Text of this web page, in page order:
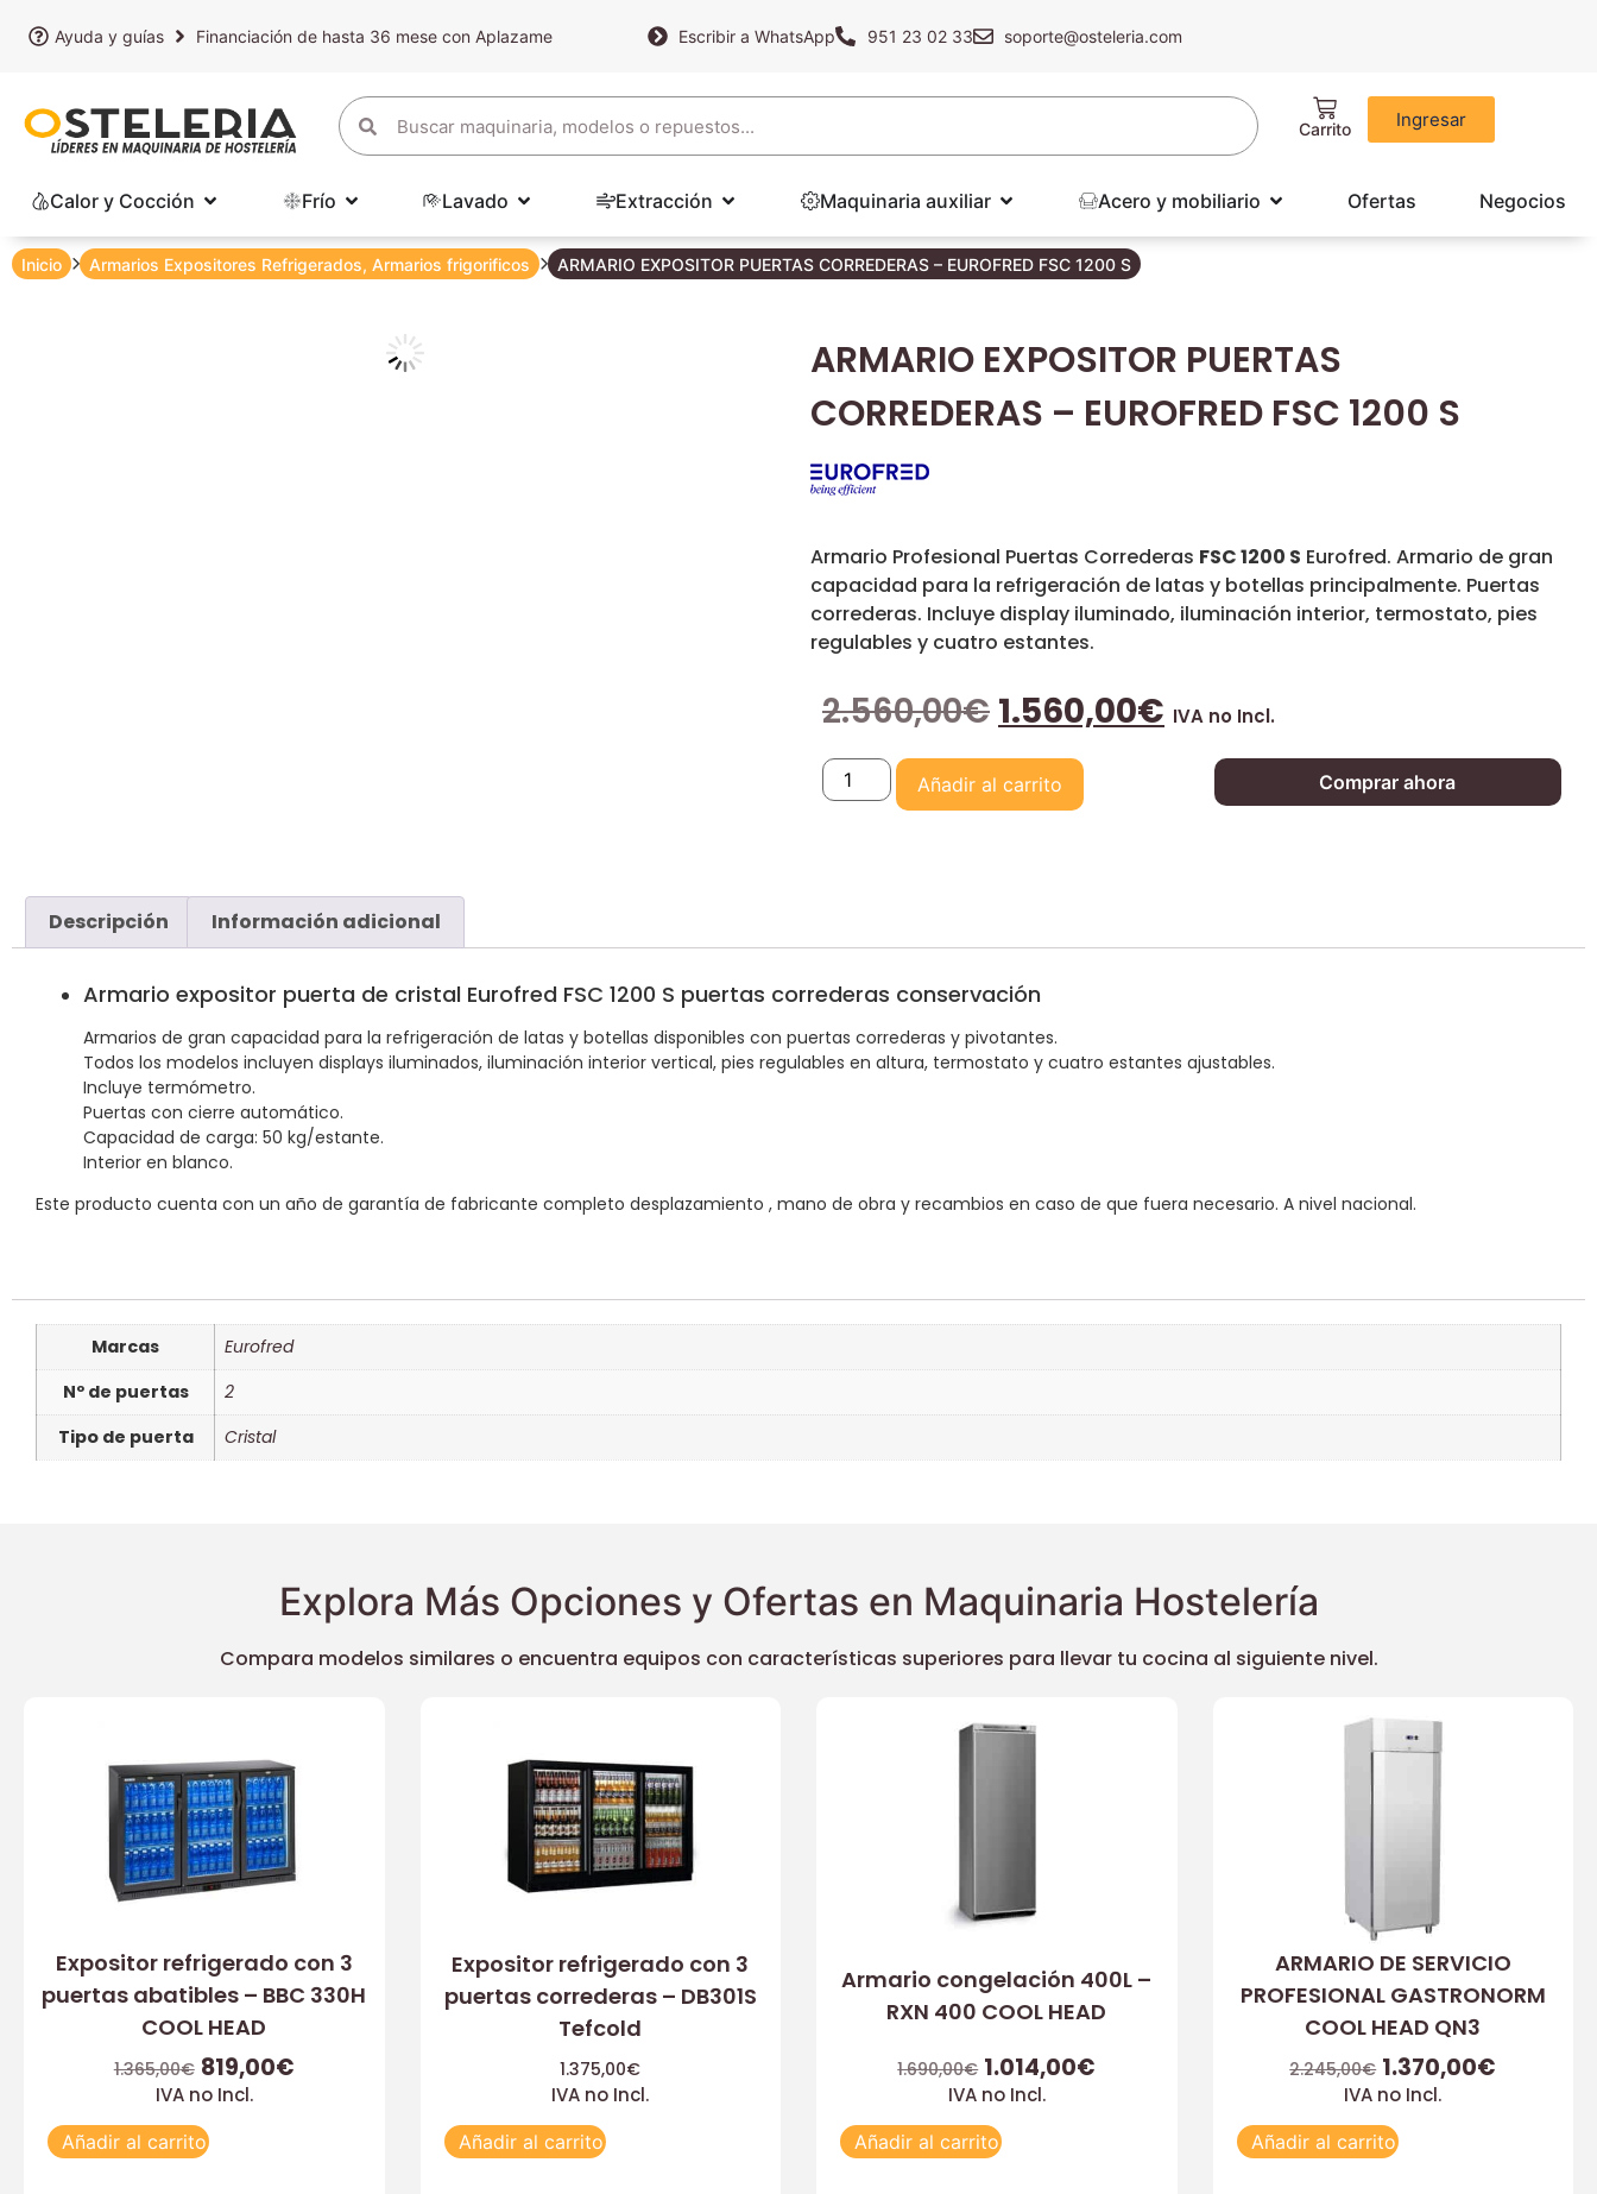
Ayuda y guías Financiación de hasta 36 mese con Aplazame Escribir a WhatsApp 951 23 02 33 soporte@osteleria.com
Ingresar
Calor y Cocción Frío Lavado Extracción Maquinaria auxiliar Acero y mobiliario Ofertas Negocios
Inicio Armarios Expositores Refrigerados, Armarios frigorificos ARMARIO EXPOSITOR PUERTAS CORREDERAS – EUROFRED FSC 1200 S
ARMARIO EXPOSITOR PUERTAS
CORREDERAS – EUROFRED FSC 1200 S
Armario Profesional Puertas Correderas FSC 1200 S Eurofred. Armario de gran
capacidad para la refrigeración de latas y botellas principalmente. Puertas
correderas. Incluye display iluminado, iluminación interior, termostato, pies
regulables y cuatro estantes.
2.560,00€ 1.560,00€ IVA no Incl.
Añadir al carrito Comprar ahora
Descripción Información adicional
Armario expositor puerta de cristal Eurofred FSC 1200 S puertas correderas conservación
Armarios de gran capacidad para la refrigeración de latas y botellas disponibles con puertas correderas y pivotantes.
Todos los modelos incluyen displays iluminados, iluminación interior vertical, pies regulables en altura, termostato y cuatro estantes ajustables.
Incluye termómetro.
Puertas con cierre automático.
Capacidad de carga: 50 kg/estante.
Interior en blanco.
Este producto cuenta con un año de garantía de fabricante completo desplazamiento , mano de obra y recambios en caso de que fuera necesario. A nivel nacional.
Marcas
Eurofred
Nº de puertas
2
Tipo de puerta
Cristal
Explora Más Opciones y Ofertas en Maquinaria Hostelería
Compara modelos similares o encuentra equipos con características superiores para llevar tu cocina al siguiente nivel.
Expositor refrigerado con 3
puertas abatibles – BBC 330H
COOL HEAD
1.365,00€ 819,00€
IVA no Incl.
Añadir al carrito
Expositor refrigerado con 3
puertas correderas – DB301S
Tefcold
1.375,00€
IVA no Incl.
Añadir al carrito
Armario congelación 400L –
RXN 400 COOL HEAD
1.690,00€ 1.014,00€
IVA no Incl.
Añadir al carrito
ARMARIO DE SERVICIO
PROFESIONAL GASTRONORM
COOL HEAD QN3
2.245,00€ 1.370,00€
IVA no Incl.
Añadir al carrito